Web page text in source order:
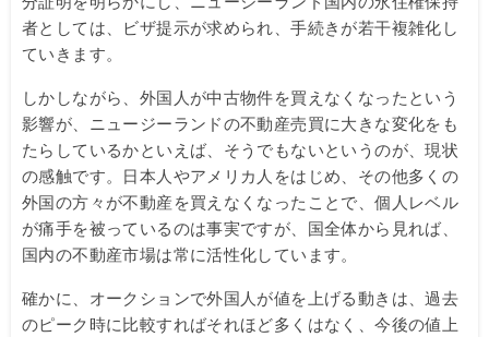
者としては、ビザ提示が求められ、手続きが若干複雑化し
ていきます。
しかしながら、外国人が中古物件を買えなくなったという
影響が、ニュージーランドの不動産売買に大きな変化をも
たらしているかといえば、そうでもないというのが、現状
の感触です。日本人やアメリカ人をはじめ、その他多くの
外国の方々が不動産を買えなくなったことで、個人レベル
が痛手を被っているのは事実ですが、国全体から見れば、
国内の不動産市場は常に活性化しています。
確かに、オークションで外国人が値を上げる動きは、過去
のピーク時に比較すればそれほど多くはなく、今後の値上